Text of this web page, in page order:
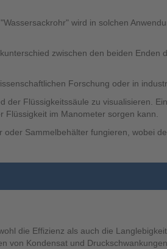
wird in solchen
zwischen den beiden Enden
Forschung oder in
Flüssigkeitssäule zu visualisieren.
im Manometer sorgen kann.
Sammelbehälter fungieren, wobei
die Effizienz als auch die
von Kondensat und